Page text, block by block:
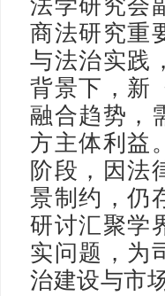
商法研究重
与法治实践
背景下，新
融合趋势，
方主体利益
阶段，因法
景制约，仍
研讨汇聚学
实问题，为
治建设与市